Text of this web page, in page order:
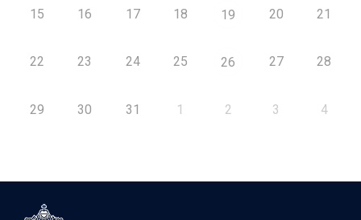
15 16 17 18 19 20 21
22 23 24 25 26 27 28
29 30 31 1 2 3 4